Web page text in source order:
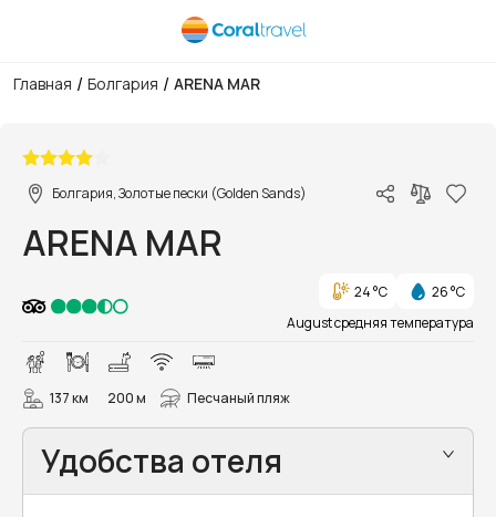
Главная / Болгария / ARENA MAR
Болгария, Золотые пески (Golden Sands)
ARENA MAR
24 °C
26 °C
August средняя температура
137 км 200 м Песчаный пляж
Удобства отеля